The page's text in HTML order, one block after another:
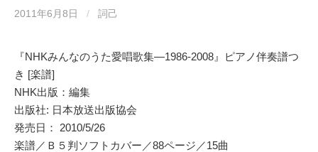
2011年6月8日 / 詞己
『NHKみんなのうた愛唱歌集―1986‐2008』ピアノ伴奏譜つ
き [楽譜]
NHK出版：編集
出版社: 日本放送出版協会
発売日： 2010/5/26
楽譜／Ｂ５判ソフトカバー／88ページ／15曲